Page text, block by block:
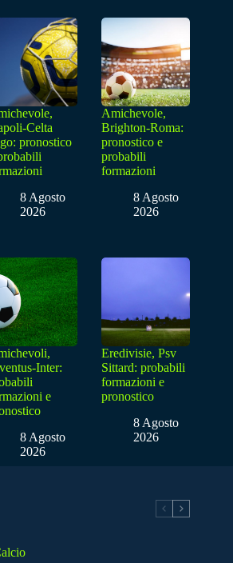
Celta
pronostico
8 Agosto
2026
Amichevole,
Brighton-Roma:
pronostico e
probabili
formazioni
8 Agosto
2026
Inter:
e
8 Agosto
2026
Eredivisie, Psv
Sittard: probabili
formazioni e
pronostico
8 Agosto
2026